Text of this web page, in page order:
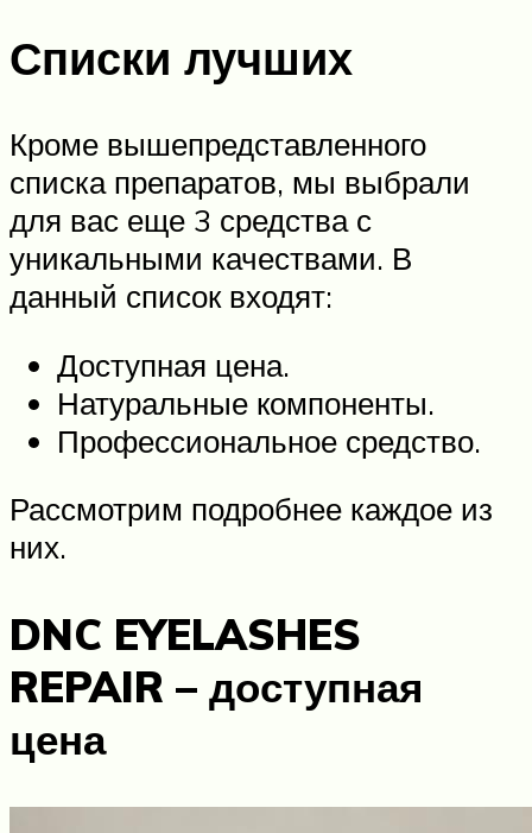
Списки лучших
Кроме вышепредставленного
списка препаратов, мы выбрали
для вас еще 3 средства с
уникальными качествами. В
данный список входят:
Доступная цена.
Натуральные компоненты.
Профессиональное средство.
Рассмотрим подробнее каждое из
них.
DNC EYELASHES
REPAIR – доступная
цена